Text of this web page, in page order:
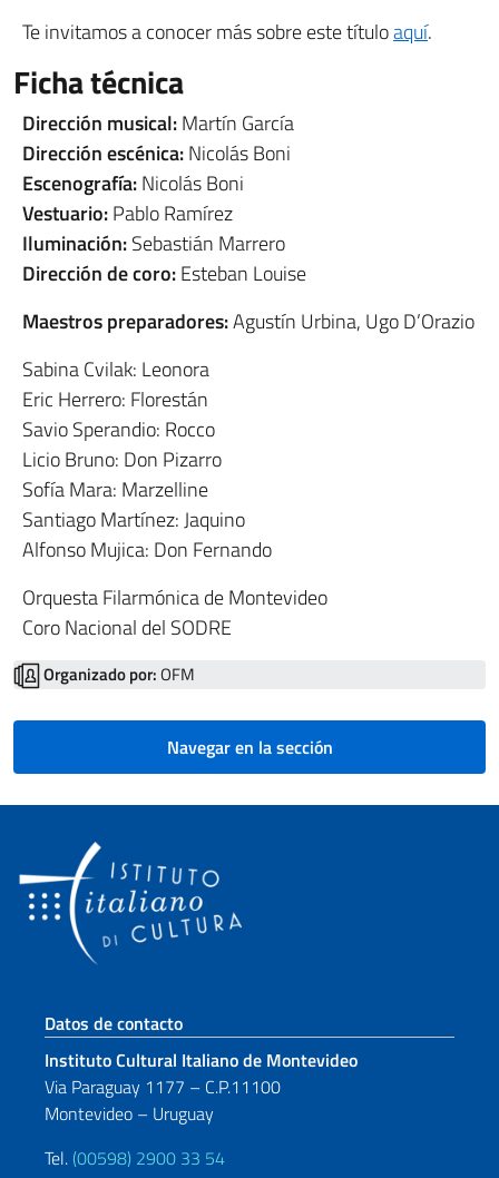
Te invitamos a conocer más sobre este títuloaquí.
Ficha técnica
Dirección musical:Martín García
Dirección escénica:Nicolás Boni
Escenografía:Nicolás Boni
Vestuario:Pablo Ramírez
Iluminación:Sebastián Marrero
Dirección de coro:Esteban Louise
Maestros preparadores:Agustín Urbina, Ugo D’Orazio
Sabina Cvilak: Leonora
Eric Herrero: Florestán
Savio Sperandio: Rocco
Licio Bruno: Don Pizarro
Sofía Mara: Marzelline
Santiago Martínez: Jaquino
Alfonso Mujica: Don Fernando
Orquesta Filarmónica de Montevideo
Coro Nacional del SODRE
Organizado por:OFM
Navegar en la sección
Sezione footer
Datos de contacto
Instituto Cultural Italiano de Montevideo
Via Paraguay 1177 – C.P.11100
Montevideo – Uruguay
Tel. (00598) 2900 33 54